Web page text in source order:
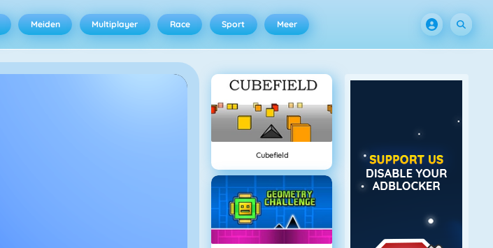
Meiden Multiplayer Race Sport Meer
Cubefield